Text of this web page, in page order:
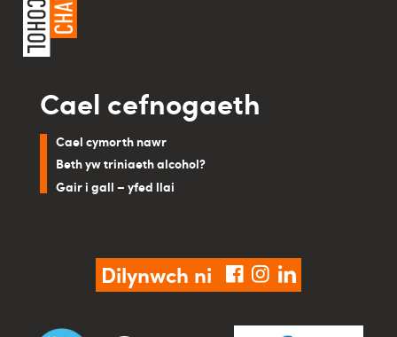
Cael cefnogaeth
Cael cymorth nawr
Beth yw triniaeth alcohol?
Gair i gall – yfed llai
Dilynwch ni facebook
instagram
linkedin